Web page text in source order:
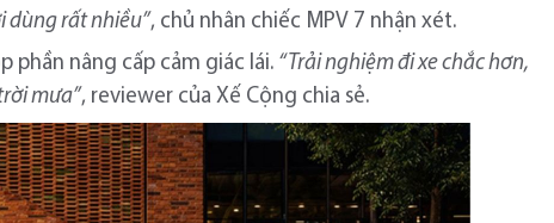
dùng rất nhiều”, chủ nhân chiếc MPV 7 nhận xét.
phần nâng cấp cảm giác lái. “Trải nghiệm đi xe chắc hơn,
mưa”, reviewer của Xế Cộng chia sẻ.